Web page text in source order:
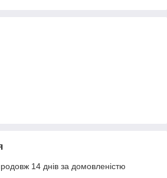
14 днів за домовленістю